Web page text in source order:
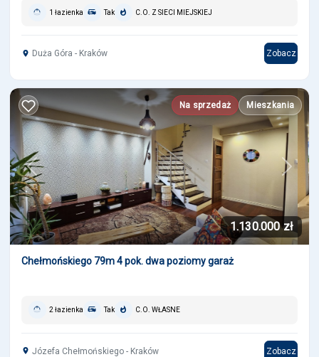
1 łazienka Tak C.O. Z SIECI MIEJSKIEJ
Duża Góra - Kraków Zobacz
Na sprzedaż Mieszkania
Previous Next
1.130.000 zł
Chełmońskiego 79m 4 pok. dwa poziomy garaż
2 łazienka Tak C.O. WŁASNE
Józefa Chełmońskiego - Kraków Zobacz